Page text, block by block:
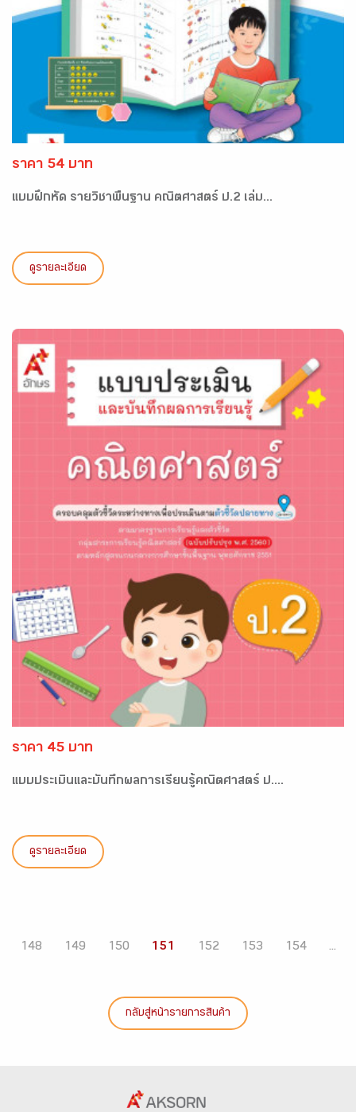
ราคา 54 บาท
แบบฝึกหัด รายวิชาพื้นฐาน คณิตศาสตร์ ป.2 เล่ม...
ดูรายละเอียด
ราคา 45 บาท
แบบประเมินและบันทึกผลการเรียนรู้คณิตศาสตร์ ป....
ดูรายละเอียด
148 149 150 151 152 153 154 ...
กลับสู่หน้ารายการสินค้า